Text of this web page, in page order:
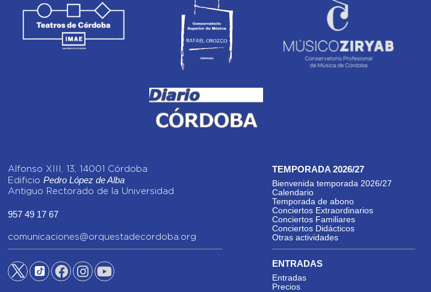
Alfonso XIII, 13, 14001 Córdoba
Edificio Pedro López de Alba
Antiguo Rectorado de la Universidad
957 49 17 67
comunicaciones@orquestadecordoba.org
TEMPORADA 2026/27
Bienvenida temporada 2026/27
Calendario
Temporada de abono
Conciertos Extraordinarios
Conciertos Familiares
Conciertos Didácticos
Otras actividades
ENTRADAS
Entradas
Precios